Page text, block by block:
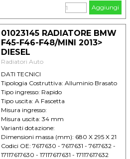
MINI MINI F55 One DAL: 2013 CLIMA: -
MINI MINI F55 One first DAL: 2013 CLIMA:
MINI MINI F56 (13) Cooper DAL: 2013
CLIMA: -
MINI MINI F56 (13) One DAL: 2013 CLIMA:
-
MINI MINI F56 (13) One first DAL: 2013
CLIMA: -
MINI MINI F57 (14) Cooper DAL: 2014
CLIMA: -
MINI MINI F57 (14) One DAL: 2014 CLIMA:
-
Aggiungi
01023145 RADIATORE BMW
F45-F46-F48/MINI 2013>
DIESEL
Radiatori Auto
DATI TECNICI
Tipologia Costruttiva: Alluminio Brasato
Tipo ingresso: Rapido
Tipo uscita: A Fascetta
Misura ingresso:
Misura uscita: 34 mm
Varianti dotazione:
Dimensioni massa (mm): 680 X 295 X 21
Codici OE: 7617630 - 7617631 - 7617632 -
17117617630 - 17117617631 - 17117617632